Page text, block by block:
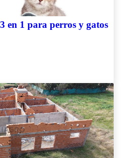
en 1 para perros y gatos